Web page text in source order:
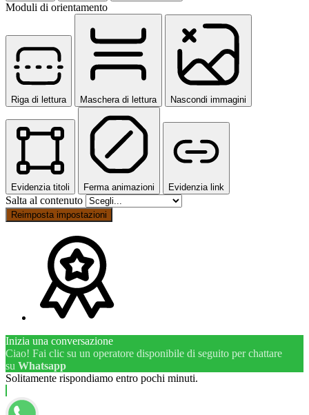
Moduli di orientamento
Riga di lettura Maschera di lettura Nascondi immagini
Evidenzia titoli Ferma animazioni Evidenzia link
Salta al contenuto
Reimposta impostazioni
Inizia una conversazione
Ciao! Fai clic su un operatore disponibile di seguito per chattare
su Whatsapp
Solitamente rispondiamo entro pochi minuti.